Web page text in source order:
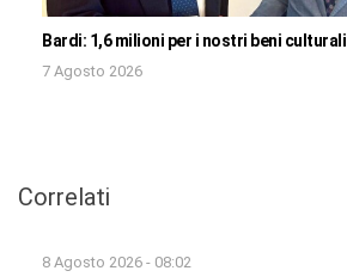
Bardi: 1,6 milioni per i nostri beni culturali
7 Agosto 2026
Correlati
8 Agosto 2026 - 08:02